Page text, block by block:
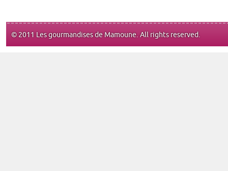
© 2011 Les gourmandises de Mamoune. All rights reserved.